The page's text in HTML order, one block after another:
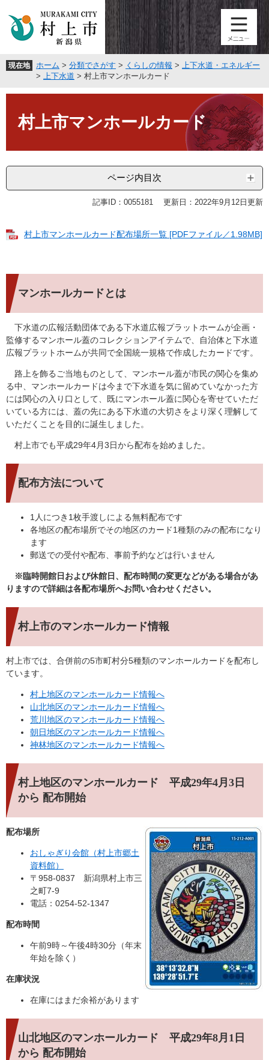
頭
す
飛
し
現在地 ホーム > 分類でさがす > くらしの情報 > 上下水道・エネルギー
> 上下水道 > 村上市マンホールカード
村上市マンホールカード
ページ内目次
記事ID：0055181 更新日：2022年9月12日更新
村上市マンホールカード配布場所一覧 [PDFファイル／1.98MB]
マンホールカードとは
下水道の広報活動団体である下水道広報プラットホームが企画・
監修するマンホール蓋のコレクションアイテムで、自治体と下水道
広報プラットホームが共同で全国統一規格で作成したカードです。
路上を飾るご当地ものとして、マンホール蓋が市民の関心を集め
る中、マンホールカードは今まで下水道を気に留めていなかった方
には関心の入り口として、既にマンホール蓋に関心を寄せていただ
いている方には、蓋の先にある下水道の大切さをより深く理解して
いただくことを目的に誕生しました。
村上市でも平成29年4月3日から配布を始めました。
配布方法について
1人につき1枚手渡しによる無料配布です
各地区の配布場所でその地区のカード1種類のみの配布になり
ます
郵送での受付や配布、事前予約などは行いません
※臨時開館日および休館日、配布時間の変更などがある場合があ
りますので詳細は各配布場所へお問い合わせください。
村上市のマンホールカード情報
村上市では、合併前の5市町村分5種類のマンホールカードを配布し
ています。
村上地区のマンホールカード情報へ
山北地区のマンホールカード情報へ
荒川地区のマンホールカード情報へ
朝日地区のマンホールカード情報へ
神林地区のマンホールカード情報へ
村上地区のマンホールカード 平成29年4月3日
から 配布開始
配布場所
おしゃぎり会館（村上市郷土
資料館）
〒958-0837 新潟県村上市三
之町7-9
電話：0254-52-1347
配布時間
午前9時～午後4時30分（年末
年始を除く）
在庫状況
在庫にはまだ余裕があります
山北地区のマンホールカード 平成29年8月1日
から 配布開始